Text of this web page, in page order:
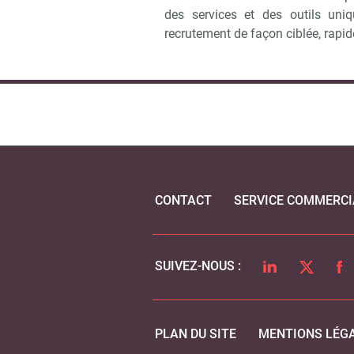
des services et des outils
recrutement de façon ciblée,
CONTACT SERVICE
SUIVEZ-NOUS : LINKEDINTWITTER
PLAN DU SITE MENTIONS